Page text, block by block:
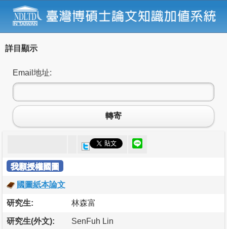
詳目顯示
Email地址:
轉寄
我願授權國圖
國圖紙本論文
研究生: 林森富
研究生(外文): SenFuh Lin